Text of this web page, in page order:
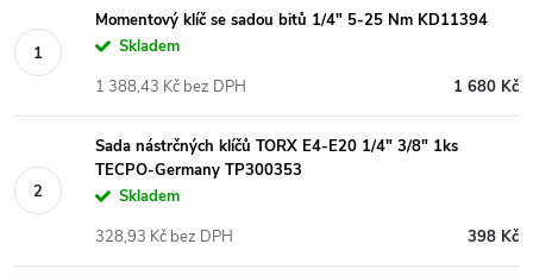
Momentový klíč se sadou bitů 1/4" 5-25 Nm KD11394
Skladem
1 680 Kč
1 388,43 Kč bez DPH
Sada nástrčných klíčů TORX E4-E20 1/4" 3/8" 1ks
TECPO-Germany TP300353
Skladem
398 Kč
328,93 Kč bez DPH